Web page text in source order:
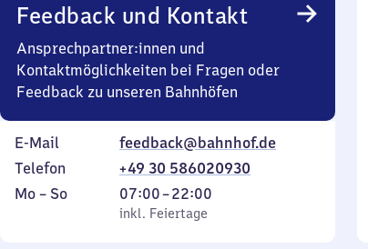
Feedback und Kontakt
Ansprechpartner:innen und
Kontaktmöglichkeiten bei Fragen oder
Feedback zu unseren Bahnhöfen
E-Mail
feedback@bahnhof.de
Telefon
+49 30 586020930
Montag
Mo – So,
inkl. Feiertage
07:00–22:00
Von
7
inkl. Feiertage